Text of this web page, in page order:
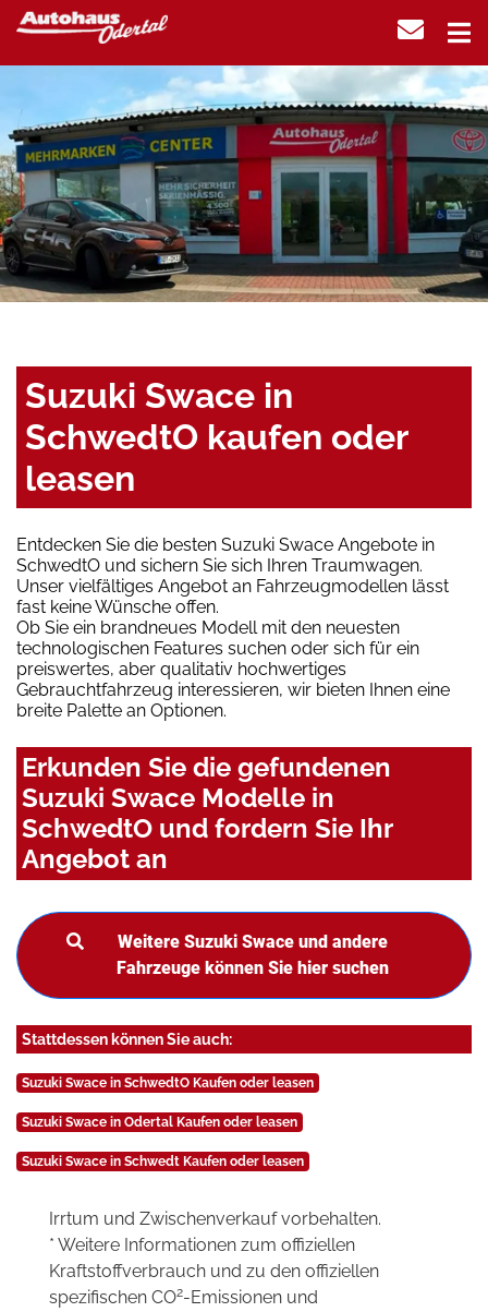
Suzuki Swace in
SchwedtO kaufen oder
leasen
Entdecken Sie die besten Suzuki Swace Angebote in
SchwedtO und sichern Sie sich Ihren Traumwagen.
Unser vielfältiges Angebot an Fahrzeugmodellen lässt
fast keine Wünsche offen.
Ob Sie ein brandneues Modell mit den neuesten
technologischen Features suchen oder sich für ein
preiswertes, aber qualitativ hochwertiges
Gebrauchtfahrzeug interessieren, wir bieten Ihnen eine
breite Palette an Optionen.
Erkunden Sie die gefundenen
Suzuki Swace Modelle in
SchwedtO und fordern Sie Ihr
Angebot an
Weitere Suzuki Swace und andere
Fahrzeuge können Sie hier suchen
Stattdessen können Sie auch:
Suzuki Swace in SchwedtO Kaufen oder leasen
Suzuki Swace in Odertal Kaufen oder leasen
Suzuki Swace in Schwedt Kaufen oder leasen
Irrtum und Zwischenverkauf vorbehalten.
* Weitere Informationen zum offiziellen
Kraftstoffverbrauch und zu den offiziellen
spezifischen CO2-Emissionen und